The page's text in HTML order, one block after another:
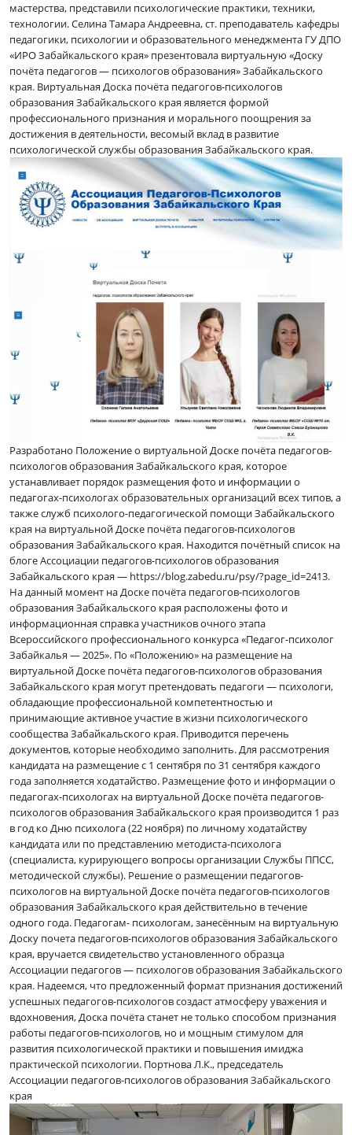
мастерства, представили психологические практики, техники,
технологии. Селина Тамара Андреевна, ст. преподаватель кафедры
педагогики, психологии и образовательного менеджмента ГУ ДПО
«ИРО Забайкальского края» презентовала виртуальную «Доску
почёта педагогов — психологов образования» Забайкальского
края. Виртуальная Доска почёта педагогов-психологов
образования Забайкальского края является формой
профессионального признания и морального поощрения за
достижения в деятельности, весомый вклад в развитие
психологической службы образования Забайкальского края.
Разработано Положение о виртуальной Доске почёта педагогов-
психологов образования Забайкальского края, которое
устанавливает порядок размещения фото и информации о
педагогах-психологах образовательных организаций всех типов, а
также служб психолого-педагогической помощи Забайкальского
края на виртуальной Доске почёта педагогов-психологов
образования Забайкальского края. Находится почётный список на
блоге Ассоциации педагогов-психологов образования
Забайкальского края — https://blog.zabedu.ru/psy/?page_id=2413.
На данный момент на Доске почёта педагогов-психологов
образования Забайкальского края расположены фото и
информационная справка участников очного этапа
Всероссийского профессионального конкурса «Педагог-психолог
Забайкалья — 2025». По «Положению» на размещение на
виртуальной Доске почёта педагогов-психологов образования
Забайкальского края могут претендовать педагоги — психологи,
обладающие профессиональной компетентностью и
принимающие активное участие в жизни психологического
сообщества Забайкальского края. Приводится перечень
документов, которые необходимо заполнить. Для рассмотрения
кандидата на размещение с 1 сентября по 31 сентября каждого
года заполняется ходатайство. Размещение фото и информации о
педагогах-психологах на виртуальной Доске почёта педагогов-
психологов образования Забайкальского края производится 1 раз
в год ко Дню психолога (22 ноября) по личному ходатайству
кандидата или по представлению методиста-психолога
(специалиста, курирующего вопросы организации Службы ППСС,
методической службы). Решение о размещении педагогов-
психологов на виртуальной Доске почёта педагогов-психологов
образования Забайкальского края действительно в течение
одного года. Педагогам- психологам, занесённым на виртуальную
Доску почета педагогов-психологов образования Забайкальского
края, вручается свидетельство установленного образца
Ассоциации педагогов — психологов образования Забайкальского
края. Надеемся, что предложенный формат признания достижений
успешных педагогов-психологов создаст атмосферу уважения и
вдохновения, Доска почёта станет не только способом признания
работы педагогов-психологов, но и мощным стимулом для
развития психологической практики и повышения имиджа
практической психологии. Портнова Л.К., председатель
Ассоциации педагогов-психологов образования Забайкальского
края